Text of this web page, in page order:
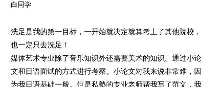
白同学
洗足是我的第一目标，一开始就决定就算考上了其他院校，
也一定只去洗足！
媒体艺术专业除了音乐知识外还需要美术的知识。通过小论
文和日语面试的方式进行考察。小论文对我来说非常难，因
为我日语基础一般。但是私塾的专业老师帮我写了范文，我